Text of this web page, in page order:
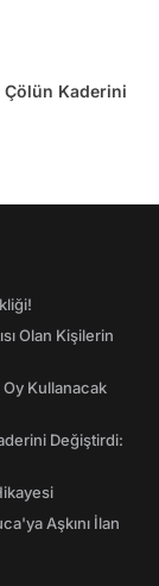
Çölün Kaderini
Olan Kişilerin
Kullanacak
Değiştirdi:
Aşkını İlan